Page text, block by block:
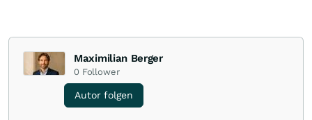
Maximilian Berger
0 Follower
Autor folgen